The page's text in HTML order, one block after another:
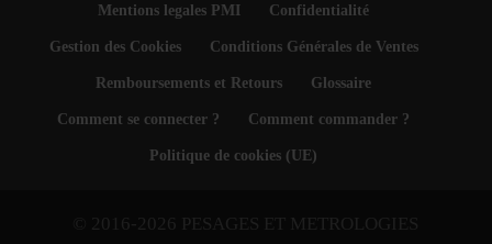
Mentions legales PMI Confidentialité
Gestion des Cookies Conditions Générales de Ventes
Remboursements et Retours Glossaire
Comment se connecter ? Comment commander ?
Politique de cookies (UE)